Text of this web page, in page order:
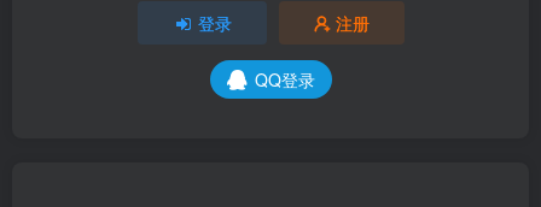
登录 注册
QQ登录